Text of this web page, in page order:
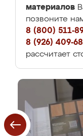
материалов
позвоните
8 (800) 511-
8 (926) 409-
рассчитает